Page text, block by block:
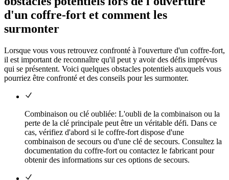
d'un coffre-fort et comment les
surmonter
Lorsque vous vous retrouvez confronté à l'ouverture d'un coffre-fort,
il est important de reconnaître qu'il peut y avoir des défis imprévus
qui se présentent. Voici quelques obstacles potentiels auxquels vous
pourriez être confronté et des conseils pour les surmonter.
Combinaison ou clé oubliée: L'oubli de la combinaison ou la
perte de la clé principale peut être un véritable défi. Dans ce
cas, vérifiez d'abord si le coffre-fort dispose d'une
combinaison de secours ou d'une clé de secours. Consultez la
documentation du coffre-fort ou contactez le fabricant pour
obtenir des informations sur ces options de secours.